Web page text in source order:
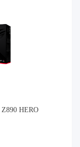
HERO